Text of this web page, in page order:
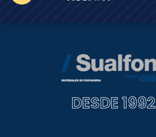
DESDE 1992